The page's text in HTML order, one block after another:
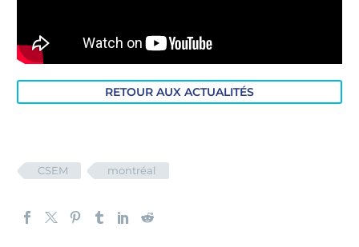
RETOUR AUX ACTUALITÉS
CSEM montréal